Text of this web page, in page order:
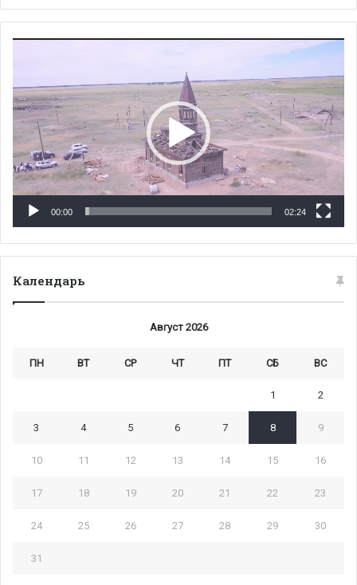
00:00 02:24
Календарь
Август 2026
ПН ВТ СР ЧТ ПТ СБ ВС
1 2
3 4 5 6 7 8 9
10 11 12 13 14 15 16
17 18 19 20 21 22 23
24 25 26 27 28 29 30
31